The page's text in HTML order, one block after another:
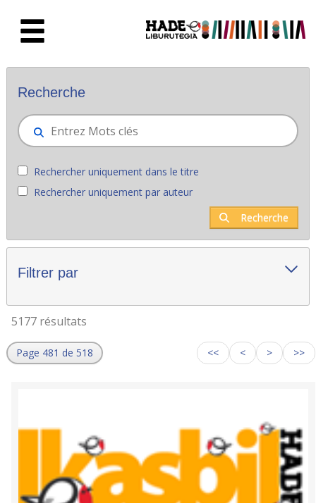
Nouveaux livres - Liburutegia
Recherche
Rechercher uniquement dans le titre
Rechercher uniquement par auteur
Recherche
Filtrer par
5177 résultats
Page 481 de 518 << < > >>